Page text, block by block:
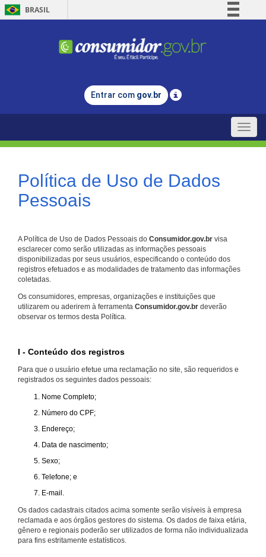
BRASIL
Comunica BR
Legislação
Entrar com gov.br
Toggle
Política de Uso de Dados
Pessoais
A Política de Uso de Dados Pessoais do Consumidor.gov.br visa
esclarecer como serão utilizadas as informações pessoais
disponibilizadas por seus usuários, especificando o conteúdo dos
registros efetuados e as modalidades de tratamento das informações
coletadas.
Os consumidores, empresas, organizações e instituições que
utilizarem ou aderirem à ferramenta Consumidor.gov.br deverão
observar os termos desta Política.
I - Conteúdo dos registros
Para que o usuário efetue uma reclamação no site, são requeridos e
registrados os seguintes dados pessoais:
Nome Completo;
Número do CPF;
Endereço;
Data de nascimento;
Sexo;
Telefone; e
E-mail.
Os dados cadastrais citados acima somente serão visíveis à empresa
reclamada e aos órgãos gestores do sistema. Os dados de faixa etária,
gênero e regionais poderão ser utilizados de forma não individualizada
para fins estritamente estatísticos.